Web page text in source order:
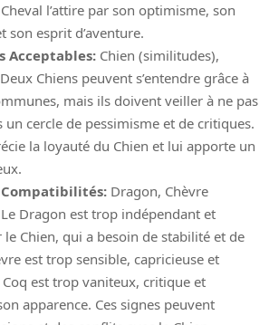
l’attire par son optimisme, son
son esprit d’aventure.
Acceptables: Chien (similitudes),
Chiens peuvent s’entendre grâce à
mais ils doivent veiller à ne pas
un cercle de pessimisme et de critiques.
la loyauté du Chien et lui apporte un
Compatibilités: Dragon, Chèvre
Dragon est trop indépendant et
Chien, qui a besoin de stabilité et de
est trop sensible, capricieuse et
est trop vaniteux, critique et
apparence. Ces signes peuvent